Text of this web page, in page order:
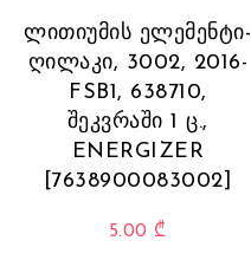
ლითიუმის ელემენტი-
ღილაკი, 3002, 2016-
FSB1, 638710,
შეკვრაში 1 ც.,
ENERGIZER
[7638900083002]
5.00 ₾